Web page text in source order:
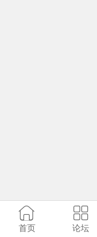
首页 论坛